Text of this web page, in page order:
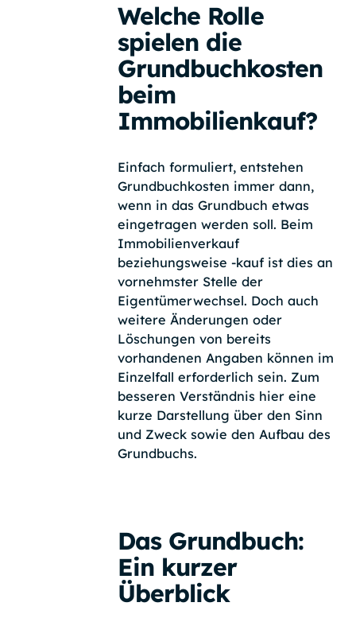
Welche Rolle
spielen die
Grundbuchkosten
beim
Immobilienkauf?
Einfach formuliert, entstehen
Grundbuchkosten immer dann,
wenn in das Grundbuch etwas
eingetragen werden soll. Beim
Immobilienverkauf
beziehungsweise -kauf ist dies an
vornehmster Stelle der
Eigentümerwechsel. Doch auch
weitere Änderungen oder
Löschungen von bereits
vorhandenen Angaben können im
Einzelfall erforderlich sein. Zum
besseren Verständnis hier eine
kurze Darstellung über den Sinn
und Zweck sowie den Aufbau des
Grundbuchs.
Das Grundbuch:
Ein kurzer
Überblick